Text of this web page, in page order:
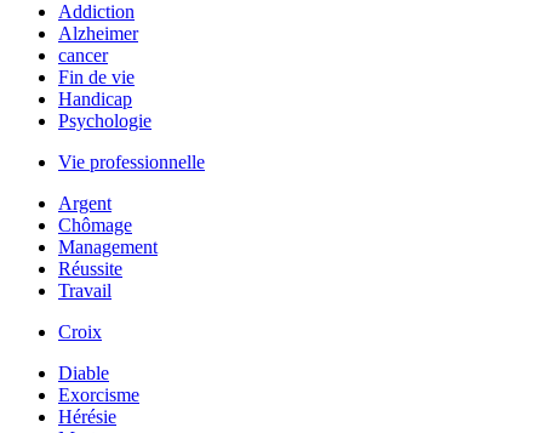
Addiction
Alzheimer
cancer
Fin de vie
Handicap
Psychologie
Vie professionnelle
Argent
Chômage
Management
Réussite
Travail
Croix
Diable
Exorcisme
Hérésie